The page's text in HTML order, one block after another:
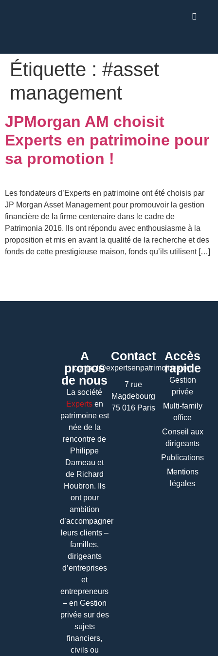
Étiquette : #asset
management
JPMorgan AM choisit
Experts en patrimoine pour
sa promotion !
Les fondateurs d’Experts en patrimoine ont été choisis par
JP Morgan Asset Management pour promouvoir la gestion
financière de la firme centenaire dans le cadre de
Patrimonia 2016. Ils ont répondu avec enthousiasme à la
proposition et mis en avant la qualité de la recherche et des
fonds de cette prestigieuse maison, fonds qu’ils utilisent […]
A
propos
de nous
La société
Expertsen
patrimoine est
née de la
rencontre de
Philippe
Darneau et
de Richard
Houbron. Ils
ont pour
ambition
d’accompagner
leurs clients –
familles,
dirigeants
d’entreprises
et
entrepreneurs
– en Gestion
privée sur des
sujets
financiers,
civils ou
Contact
contact@expertsenpatrimoine.com
7 rue
Magdebourg
75 016 Paris
Accès
rapide
Gestion
privée
Multi-family
office
Conseil aux
dirigeants
Publications
Mentions
légales